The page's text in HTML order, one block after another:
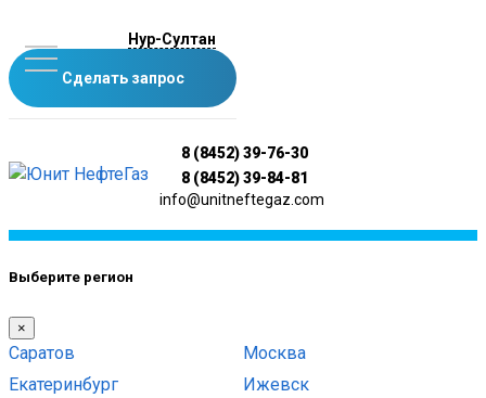
8 (8452) 39-76-30
8 (8452) 39-84-81
info@unitneftegaz.com
Нур-Султан
Сделать запрос
Выберите регион
×
Саратов
Москва
Екатеринбург
Ижевск